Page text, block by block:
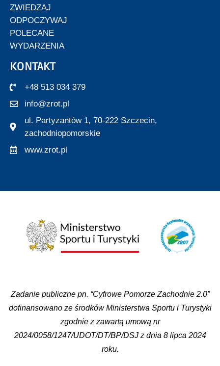
ZWIEDZAJ
ODPOCZYWAJ
POLECANE
WYDARZENIA
KONTAKT
+48 513 034 379
info@zrot.pl
ul. Partyzantów 1, 70-222 Szczecin,
zachodniopomorskie
www.zrot.pl
Zadanie publiczne pn. “Cyfrowe Pomorze Zachodnie 2.0”
dofinansowano ze środków Ministerstwa Sportu i Turystyki
zgodnie z zawartą umową nr
2024/0058/1247/UDOT/DT/BP/DSJ z dnia 8 lipca 2024
roku.